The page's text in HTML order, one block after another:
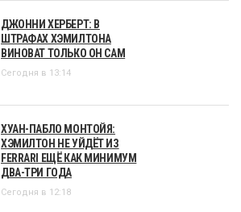
ДЖОННИ ХЕРБЕРТ: В
ШТРАФАХ ХЭМИЛТОНА
ВИНОВАТ ТОЛЬКО ОН САМ
Сегодня в 13:14
ХУАН-ПАБЛО МОНТОЙЯ:
ХЭМИЛТОН НЕ УЙДЁТ ИЗ
FERRARI ЕЩЁ КАК МИНИМУМ
ДВА-ТРИ ГОДА
Сегодня в 12:18